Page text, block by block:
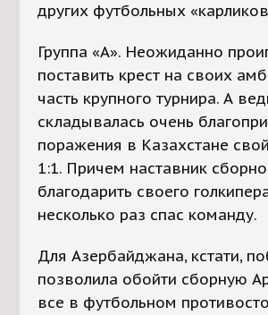
других футбольных
Группа «А». Неожиданно
поставить крест на своих
часть крупного турнира. А
складывалась очень
поражения в Казахстане
1:1. Причем наставник
благодарить своего
несколько раз спас команду.
Для Азербайджана, кстати,
позволила обойти сборную
все в футбольном